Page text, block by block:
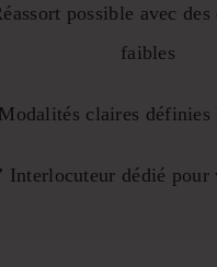
possible avec des
faibles
claires définies
dédié pour